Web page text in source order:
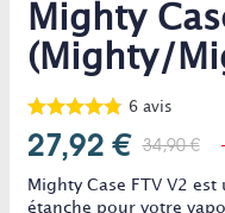
Mighty
(Mighty/
6 avis
34,90 €
27,92 €
Mighty Case FTV V2
étanche pour votre